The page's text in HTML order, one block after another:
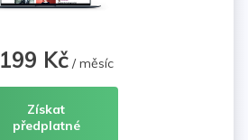
199 Kč/ měsíc
Získat
předplatné